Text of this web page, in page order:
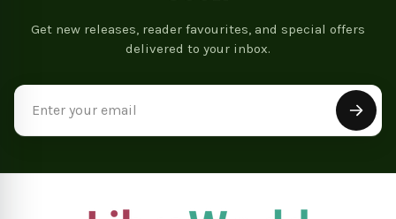
Get new releases, reader favourites, and special offers
delivered to your inbox.